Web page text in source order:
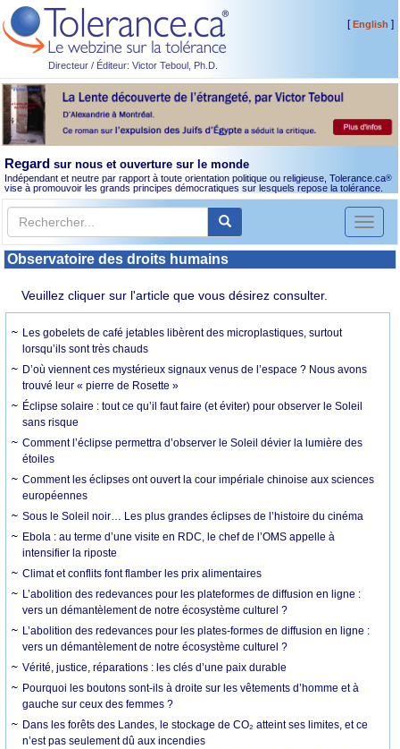
Directeur / Éditeur: Victor Teboul, Ph.D.
[English ]
Regard sur nous et ouverture sur le monde
Indépendant et neutre par rapport à toute orientation politique ou religieuse, Tolerance.ca®
vise à promouvoir les grands principes démocratiques sur lesquels repose la tolérance.
Toggle
Observatoire des droits humains
Veuillez cliquer sur l'article que vous désirez consulter.
Les gobelets de café jetables libèrent des microplastiques, surtout
lorsqu’ils sont très chauds
D’où viennent ces mystérieux signaux venus de l’espace ? Nous avons
trouvé leur « pierre de Rosette »
Éclipse solaire : tout ce qu’il faut faire (et éviter) pour observer le Soleil
sans risque
Comment l’éclipse permettra d’observer le Soleil dévier la lumière des
étoiles
Comment les éclipses ont ouvert la cour impériale chinoise aux sciences
européennes
Sous le Soleil noir… Les plus grandes éclipses de l’histoire du cinéma
Ebola : au terme d’une visite en RDC, le chef de l’OMS appelle à
intensifier la riposte
Climat et conflits font flamber les prix alimentaires
L’abolition des redevances pour les plateformes de diffusion en ligne :
vers un démantèlement de notre écosystème culturel ?
L’abolition des redevances pour les plates-formes de diffusion en ligne :
vers un démantèlement de notre écosystème culturel ?
Vérité, justice, réparations : les clés d’une paix durable
Pourquoi les boutons sont-ils à droite sur les vêtements d’homme et à
gauche sur ceux des femmes ?
Dans les forêts des Landes, le stockage de CO₂ atteint ses limites, et ce
n’est pas seulement dû aux incendies